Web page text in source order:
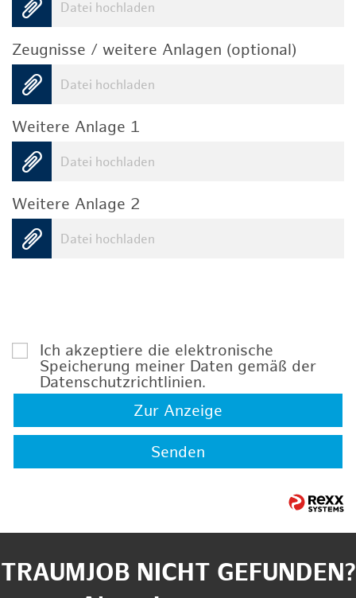
Datei hochladen
Zeugnisse / weitere Anlagen (optional)
Datei hochladen
Weitere Anlage 1
Datei hochladen
Weitere Anlage 2
Datei hochladen
Ich akzeptiere die elektronische
Speicherung meiner Daten gemäß der
Datenschutzrichtlinien.
Zur Anzeige
Senden
TRAUMJOB NICHT GEFUNDEN?